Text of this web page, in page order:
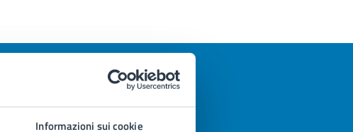
Informazioni sui cookie